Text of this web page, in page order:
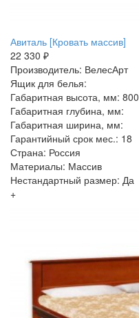
Авиталь [Кровать массив]
22 330 ₽
Производитель: ВелесАрт
Ящик для белья:
Габаритная высота, мм: 800
Габаритная глубина, мм:
Габаритная ширина, мм:
Гарантийный срок мес.: 18
Страна: Россия
Материалы: Массив
Нестандартный размер: Да
+